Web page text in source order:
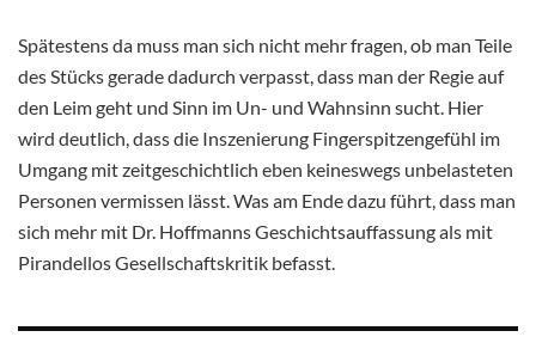
Spätestens da muss man sich nicht mehr fragen, ob man Teile
des Stücks gerade dadurch verpasst, dass man der Regie auf
den Leim geht und Sinn im Un- und Wahnsinn sucht. Hier
wird deutlich, dass die Inszenierung Fingerspitzengefühl im
Umgang mit zeitgeschichtlich eben keineswegs unbelasteten
Personen vermissen lässt. Was am Ende dazu führt, dass man
sich mehr mit Dr. Hoffmanns Geschichtsauffassung als mit
Pirandellos Gesellschaftskritik befasst.